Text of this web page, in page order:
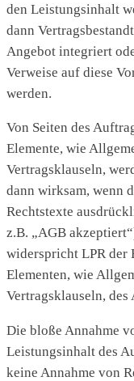
den Leistungsinhalt
dann
Angebot integriert
Verweise auf diese
werden.
Von Seiten des
Elemente, wie
Vertragsklauseln,
dann wirksam, wenn
Rechtstexte
z.B. „AGB
widerspricht LPR der
Elementen, wie
Vertragsklauseln,
Die bloße Annahme
Leistungsinhalt des
keine Annahme von